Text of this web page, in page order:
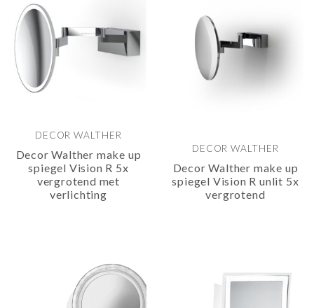
DECOR WALTHER
Decor Walther make up
spiegel Vision R 5x
vergrotend met
verlichting
DECOR WALTHER
Decor Walther make up
spiegel Vision R unlit 5x
vergrotend